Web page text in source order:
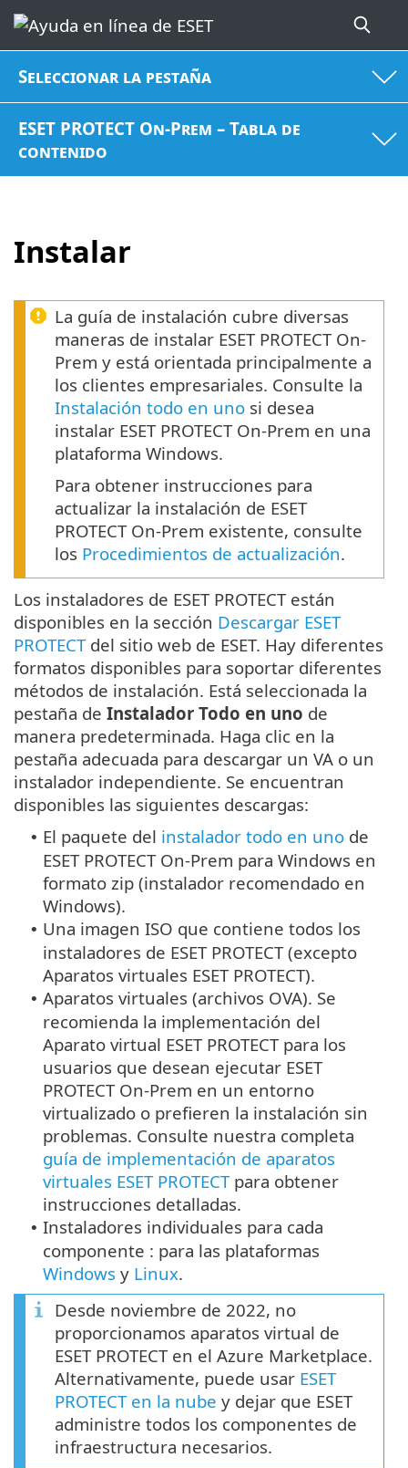
Seleccionar la pestaña
ESET PROTECT On-Prem – Tabla de
contenido
Instalar
La guía de instalación cubre diversas
maneras de instalar ESET PROTECT On-
Prem y está orientada principalmente a
los clientes empresariales. Consulte la
Instalación todo en uno si desea
instalar ESET PROTECT On-Prem en una
plataforma Windows.
Para obtener instrucciones para
actualizar la instalación de ESET
PROTECT On-Prem existente, consulte
los Procedimientos de actualización.
Los instaladores de ESET PROTECT están
disponibles en la sección Descargar ESET
PROTECTdel sitio web de ESET. Hay diferentes
formatos disponibles para soportar diferentes
métodos de instalación. Está seleccionada la
pestaña de Instalador Todo en uno de
manera predeterminada. Haga clic en la
pestaña adecuada para descargar un VA o un
instalador independiente. Se encuentran
disponibles las siguientes descargas:
• El paquete del instalador todo en uno de
ESET PROTECT On-Prem para Windows en
formato zip (instalador recomendado en
Windows).
• Una imagen ISO que contiene todos los
instaladores de ESET PROTECT (excepto
Aparatos virtuales ESET PROTECT).
• Aparatos virtuales (archivos OVA). Se
recomienda la implementación del
Aparato virtual ESET PROTECT para los
usuarios que desean ejecutar ESET
PROTECT On-Prem en un entorno
virtualizado o prefieren la instalación sin
problemas. Consulte nuestra completa
guía de implementación de aparatos
virtuales ESET PROTECTpara obtener
instrucciones detalladas.
• Instaladores individuales para cada
componente : para las plataformas
Windows y Linux.
Desde noviembre de 2022, no
proporcionamos aparatos virtual de
ESET PROTECT en el Azure Marketplace.
Alternativamente, puede usar ESET
PROTECT en la nube y dejar que ESET
administre todos los componentes de
infraestructura necesarios.